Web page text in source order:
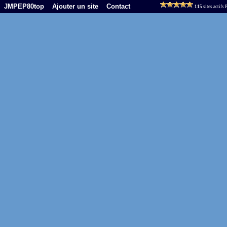
JMPEP80top Ajouter un site Contact 115 sites actifs